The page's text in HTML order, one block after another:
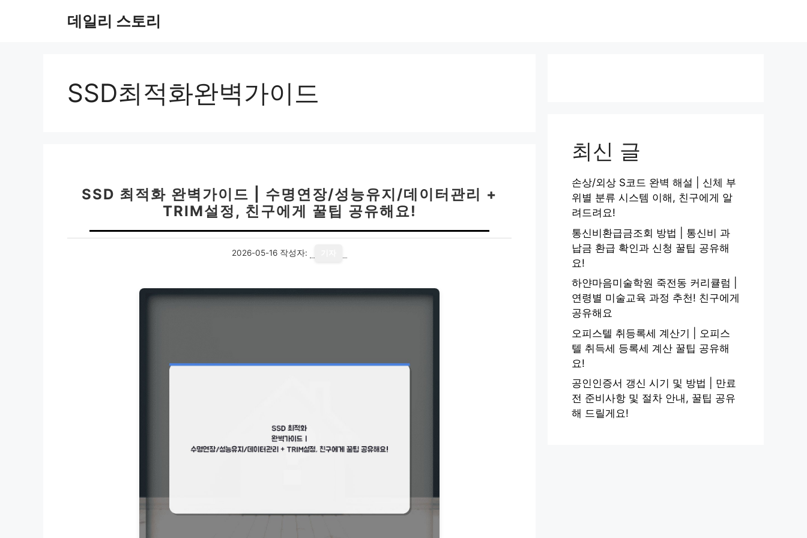
데일리 스토리
SSD최적화완벽가이드
SSD 최적화 완벽가이드 | 수명연장/성능유지/데이터관리 +
TRIM설정, 친구에게 꿀팁 공유해요!
2026-05-16 작성자:
최신 글
손상/외상 S코드 완벽 해설 | 신체 부
위별 분류 시스템 이해, 친구에게 알
려드려요!
통신비환급금조회 방법 | 통신비 과
납금 환급 확인과 신청 꿀팁 공유해
요!
하얀마음미술학원 죽전동 커리큘럼 |
연령별 미술교육 과정 추천! 친구에게
공유해요
오피스텔 취등록세 계산기 | 오피스
텔 취득세 등록세 계산 꿀팁 공유해
요!
공인인증서 갱신 시기 및 방법 | 만료
전 준비사항 및 절차 안내, 꿀팁 공유
해 드릴게요!